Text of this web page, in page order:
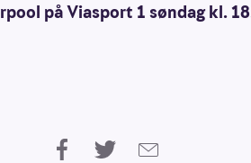
på Viasport 1 søndag kl.